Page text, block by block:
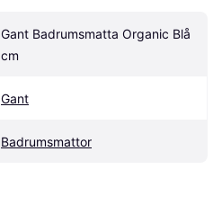
Gant Badrumsmatta Organic Blå
cm
Gant
Badrumsmattor